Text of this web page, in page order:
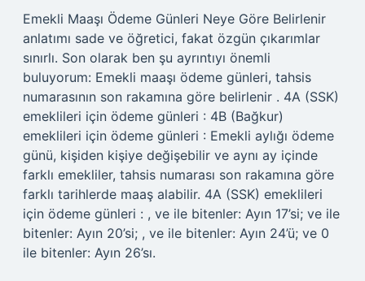
Emekli Maaşı Ödeme Günleri Neye Göre Belirlenir
anlatımı sade ve öğretici, fakat özgün çıkarımlar
sınırlı. Son olarak ben şu ayrıntıyı önemli
buluyorum: Emekli maaşı ödeme günleri, tahsis
numarasının son rakamına göre belirlenir . 4A (SSK)
emeklileri için ödeme günleri : 4B (Bağkur)
emeklileri için ödeme günleri : Emekli aylığı ödeme
günü, kişiden kişiye değişebilir ve aynı ay içinde
farklı emekliler, tahsis numarası son rakamına göre
farklı tarihlerde maaş alabilir. 4A (SSK) emeklileri
için ödeme günleri : , ve ile bitenler: Ayın 17’si; ve ile
bitenler: Ayın 20’si; , ve ile bitenler: Ayın 24’ü; ve 0
ile bitenler: Ayın 26’sı.